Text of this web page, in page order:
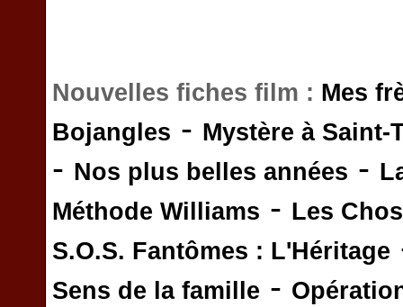
Nouvelles fiches film : Mes
Bojangles - Mystère à Saint-
- Nos plus belles années -
Méthode Williams - Les
S.O.S. Fantômes : L'Héritage
Sens de la famille -